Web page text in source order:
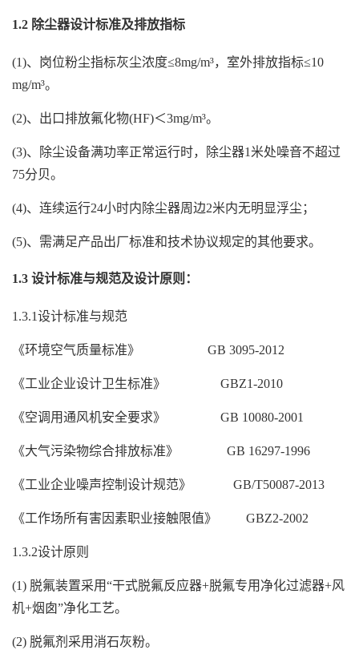
1.2 除尘器设计标准及排放指标
(1)、岗位粉尘指标灰尘浓度≤8mg/m³，室外排放指标≤10
mg/m³。
(2)、出口排放氟化物(HF)＜3mg/m³。
(3)、除尘设备满功率正常运行时，除尘器1米处噪音不超过
75分贝。
(4)、连续运行24小时内除尘器周边2米内无明显浮尘；
(5)、需满足产品出厂标准和技术协议规定的其他要求。
1.3 设计标准与规范及设计原则：
1.3.1设计标准与规范
《环境空气质量标准》 GB 3095-2012
《工业企业设计卫生标准》 GBZ1-2010
《空调用通风机安全要求》 GB 10080-2001
《大气污染物综合排放标准》 GB 16297-1996
《工业企业噪声控制设计规范》 GB/T50087-2013
《工作场所有害因素职业接触限值》 GBZ2-2002
1.3.2设计原则
(1) 脱氟装置采用“干式脱氟反应器+脱氟专用净化过滤器+风
机+烟囱”净化工艺。
(2) 脱氟剂采用消石灰粉。